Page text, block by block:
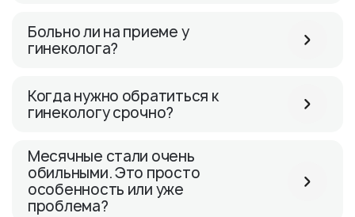
Больно ли на приеме у
гинеколога?
Когда нужно обратиться к
гинекологу срочно?
Месячные стали очень
обильными. Это просто
особенность или уже
проблема?